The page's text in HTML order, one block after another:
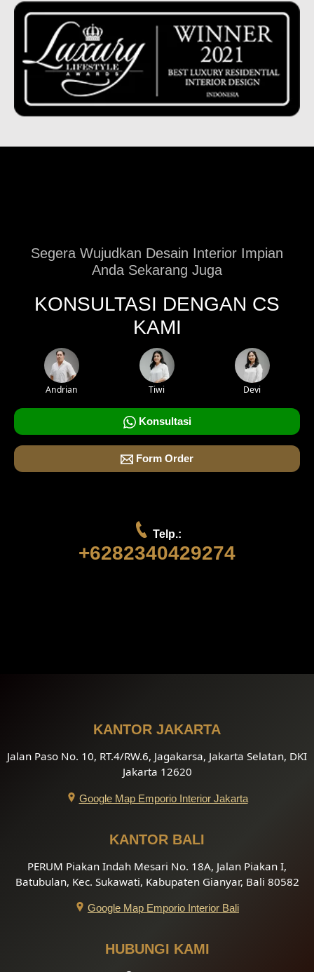
Segera Wujudkan Desain Interior Impian
Anda Sekarang Juga
KONSULTASI DENGAN CS
KAMI
Andrian Tiwi Devi
Konsultasi
Form Order
Telp.:
+6282340429274
KANTOR JAKARTA
Jalan Paso No. 10, RT.4/RW.6, Jagakarsa, Jakarta Selatan, DKI
Jakarta 12620
Google Map Emporio Interior Jakarta
KANTOR BALI
PERUM Piakan Indah Mesari No. 18A, Jalan Piakan I,
Batubulan, Kec. Sukawati, Kabupaten Gianyar, Bali 80582
Google Map Emporio Interior Bali
HUBUNGI KAMI